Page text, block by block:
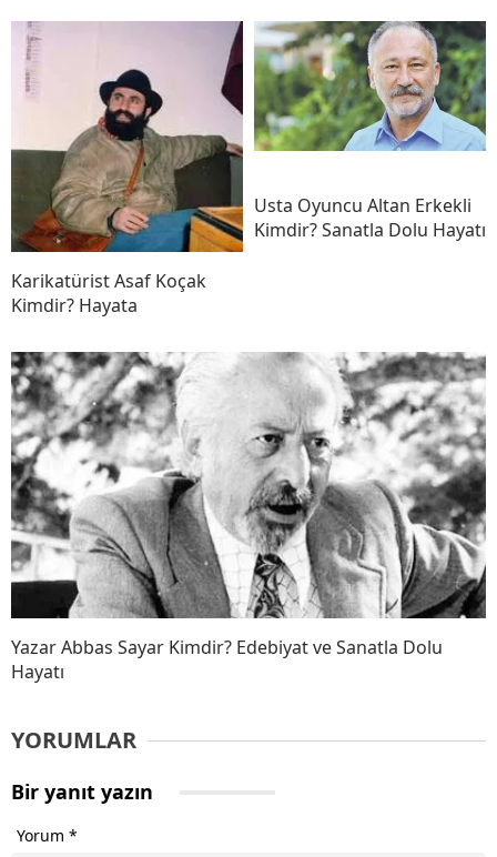
Karikatürist Asaf Koçak
Kimdir? Hayata
Usta Oyuncu Altan Erkekli
Kimdir? Sanatla Dolu Hayatı
Yazar Abbas Sayar Kimdir? Edebiyat ve Sanatla Dolu
Hayatı
YORUMLAR
Bir yanıt yazın
Yorum *